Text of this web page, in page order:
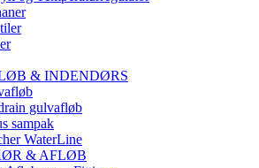
& INDENDØRS
gulvafløb
sampak
WaterLine
& AFLØB